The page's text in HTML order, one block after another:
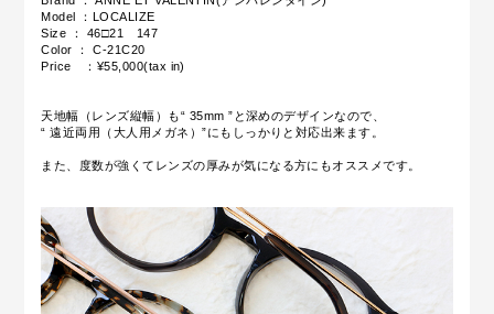
Model ：LOCALIZE
Size ： 46□21 147
Color ： C-21C20
Price ：¥55,000(tax in)
天地幅（レンズ縦幅）も“ 35mm ”と深めのデザインなので、
“ 遠近両用（大人用メガネ）”にもしっかりと対応出来ます。
また、度数が強くてレンズの厚みが気になる方にもオススメです。